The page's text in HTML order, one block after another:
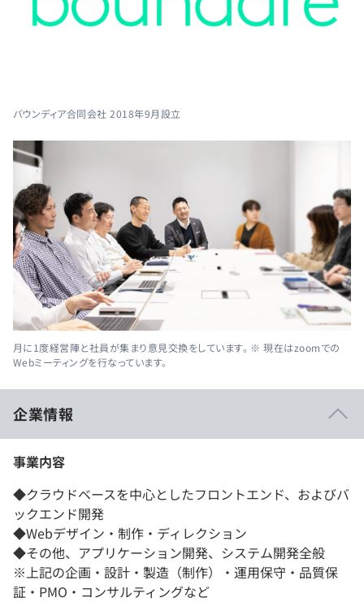
バウンディア合同会社 2018年9月設立
月に1度経営陣と社員が集まり意見交換をしています。 ※ 現在はzoomでの
Webミーティングを行なっています。
企業情報
事業内容
◆クラウドベースを中心としたフロントエンド、およびバ
ックエンド開発
◆Webデザイン・制作・ディレクション
◆その他、アプリケーション開発、システム開発全般
※上記の企画・設計・製造（制作）・運用保守・品質保
証・PMO・コンサルティングなど